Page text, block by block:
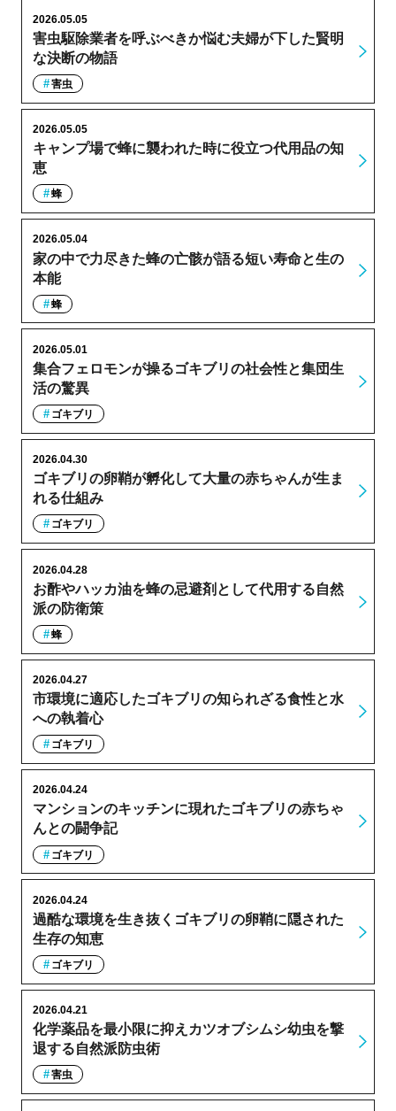
害虫駆除業者を呼ぶべきか悩む夫婦が下した賢明
な決断の物語
2026.05.05
害虫
キャンプ場で蜂に襲われた時に役立つ代用品の知
恵
2026.05.05
蜂
家の中で力尽きた蜂の亡骸が語る短い寿命と生の
本能
2026.05.04
蜂
集合フェロモンが操るゴキブリの社会性と集団生
活の驚異
2026.05.01
ゴキブリ
ゴキブリの卵鞘が孵化して大量の赤ちゃんが生ま
れる仕組み
2026.04.30
ゴキブリ
お酢やハッカ油を蜂の忌避剤として代用する自然
派の防衛策
2026.04.28
蜂
市環境に適応したゴキブリの知られざる食性と水
への執着心
2026.04.27
ゴキブリ
マンションのキッチンに現れたゴキブリの赤ちゃ
んとの闘争記
2026.04.24
ゴキブリ
過酷な環境を生き抜くゴキブリの卵鞘に隠された
生存の知恵
2026.04.24
ゴキブリ
化学薬品を最小限に抑えカツオブシムシ幼虫を撃
退する自然派防虫術
2026.04.21
害虫